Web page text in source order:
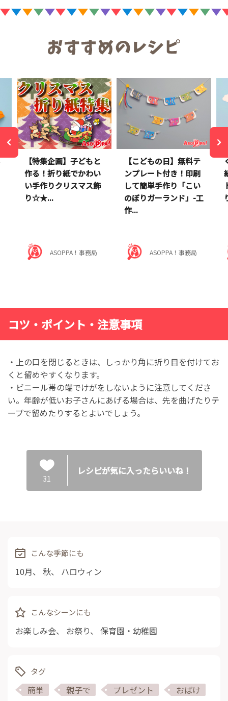
【特集企画】子どもと
作る！折り紙でかわい
い手作りクリスマス飾
り☆★...
ASOPPA！事務局
【こどもの日】無料テ
ンプレート付き！印刷
して簡単手作り「こい
のぼりガーランド」-工
作...
ASOPPA！事務局
コツ・ポイント・注意事項
・上の口を閉じるときは、しっかり角に折り目を付けてお
くと留めやすくなります。
・ビニール帯の端でけがをしないように注意してくださ
い。年齢が低いお子さんにあげる場合は、先を曲げたりテ
ープで留めたりするとよいでしょう。
31
レシピが気に入ったらいいね！
こんな季節にも
10月、 秋、 ハロウィン
こんなシーンにも
お楽しみ会、 お祭り、 保育園・幼稚園
タグ
簡単 親子で プレゼント おばけ